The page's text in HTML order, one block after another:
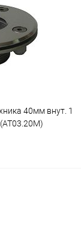
Под заказ
40мм внут. 1